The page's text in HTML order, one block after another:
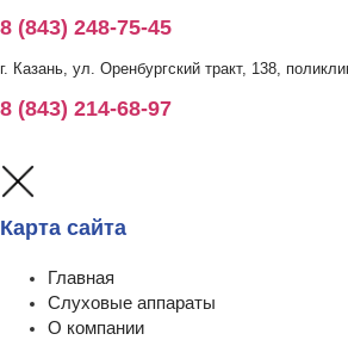
8 (843) 248-75-45
г. Казань, ул. Оренбургский тракт, 138,
8 (843) 214-68-97
Карта сайта
Главная
Слуховые аппараты
О компании